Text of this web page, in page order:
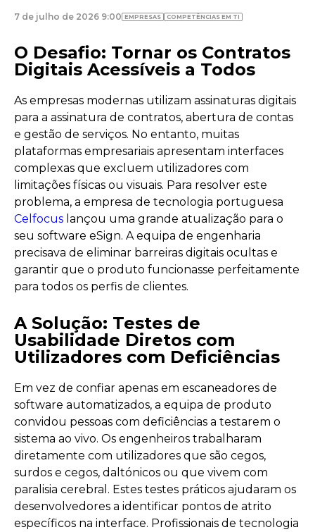
7 de julho de 2026 9:00 EMPRESAS COMPETÊNCIAS EM TI
O Desafio: Tornar os Contratos
Digitais Acessíveis a Todos
As empresas modernas utilizam assinaturas digitais
para a assinatura de contratos, abertura de contas
e gestão de serviços. No entanto, muitas
plataformas empresariais apresentam interfaces
complexas que excluem utilizadores com
limitações físicas ou visuais. Para resolver este
problema, a empresa de tecnologia portuguesa
Celfocus lançou uma grande atualização para o
seu software eSign. A equipa de engenharia
precisava de eliminar barreiras digitais ocultas e
garantir que o produto funcionasse perfeitamente
para todos os perfis de clientes.
A Solução: Testes de
Usabilidade Diretos com
Utilizadores com Deficiências
Em vez de confiar apenas em escaneadores de
software automatizados, a equipa de produto
convidou pessoas com deficiências a testarem o
sistema ao vivo. Os engenheiros trabalharam
diretamente com utilizadores que são cegos,
surdos e cegos, daltónicos ou que vivem com
paralisia cerebral. Estes testes práticos ajudaram os
desenvolvedores a identificar pontos de atrito
específicos na interface. Profissionais de tecnologia